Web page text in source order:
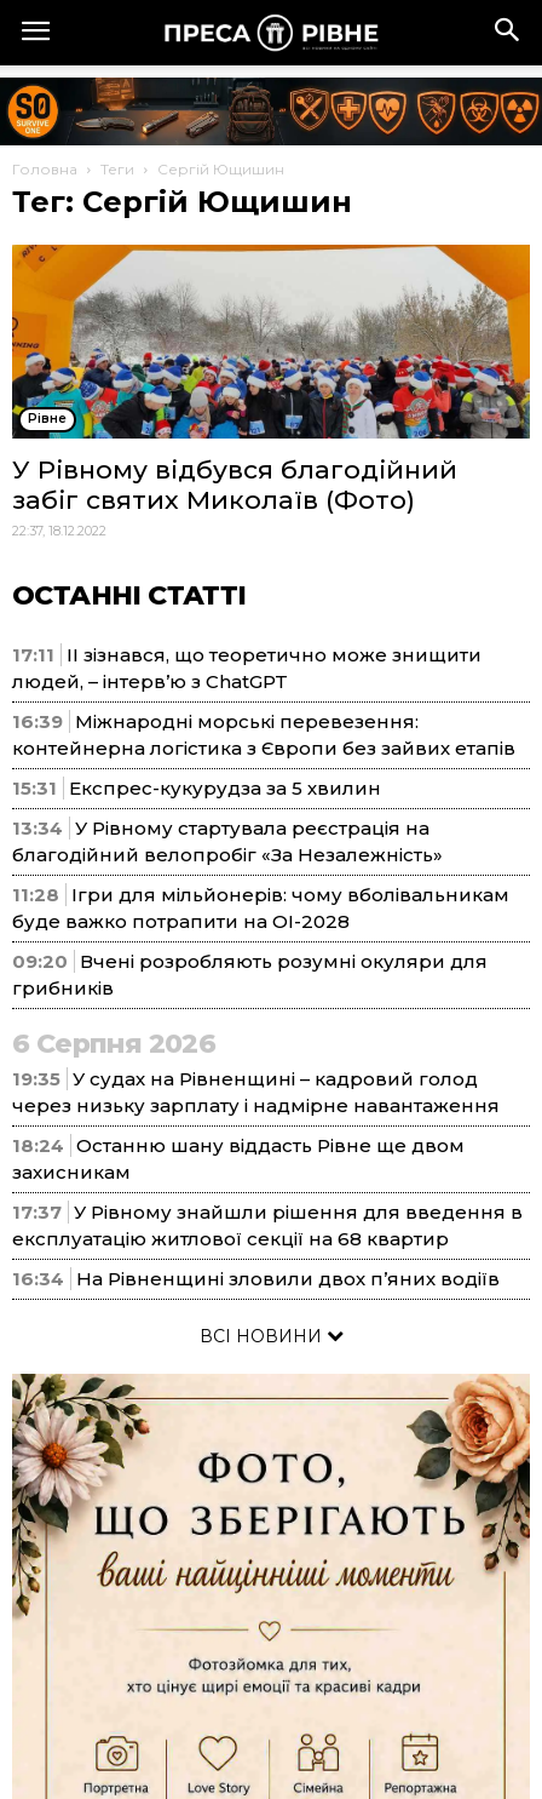
Головна Теги Сергій Ющишин
Тег: Сергій Ющишин
Рівне
У Рівному відбувся благодійний
забіг святих Миколаїв (Фото)
22:37, 18.12.2022
ОСТАННІ СТАТТІ
17:11
ІІ зізнався, що теоретично може знищити
людей, – інтерв’ю з ChatGPT
16:39 Міжнародні морські перевезення:
контейнерна логістика з Європи без зайвих етапів
15:31
Експрес-кукурудза за 5 хвилин
13:34 У Рівному стартувала реєстрація на
благодійний велопробіг «За Незалежність»
11:28
Ігри для мільйонерів: чому вболівальникам
буде важко потрапити на ОІ-2028
09:20
Вчені розробляють розумні окуляри для
грибників
6 Серпня 2026
19:35 У судах на Рівненщині – кадровий голод
через низьку зарплату і надмірне навантаження
18:24 Останню шану віддасть Рівне ще двом
захисникам
17:37 У Рівному знайшли рішення для введення в
експлуатацію житлової секції на 68 квартир
16:34
На Рівненщині зловили двох п’яних водіїв
ВСІ НОВИНИ